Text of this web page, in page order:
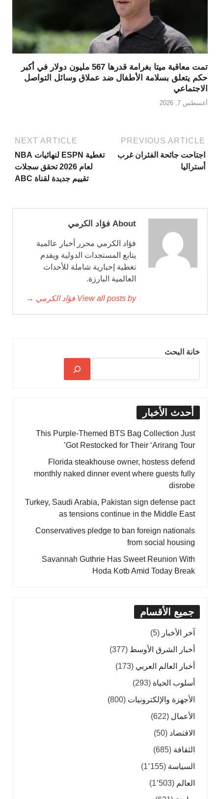
تمت معاقبة ميتا بغرامة قدرها 567 مليون دولار في أكبر
حكم يتعلق بسلامة الأطفال ضد عملاق وسائل التواصل
الاجتماعي
أغسطس 7, 2026
PREVIOUS ARTICLE
اجتاحت جائحة الفئران غرب
أستراليا
NEXT ARTICLE
تغطية ESPN لنهائيات NBA
لعام 2026 تحقق سجلات
تقييم جديدة لقناة ABC
About فؤاد الكرمي
فؤاد الكرمي محرر أخبار عالمية
يتابع المستجدات الدولية ويقدم
تغطية إخبارية شاملة للأحداث
العالمية البارزة.
View all posts by فؤاد الكرمي →
خانة البحث
أحدث الأخبار
This Purple-Themed BTS Bag Collection Just
Got Restocked for Their ‘Arirang Tour’
Florida steakhouse owner, hostess defend
monthly naked dinner event where guests fully
disrobe
Turkey, Saudi Arabia, Pakistan sign defense pact
as tensions continue in the Middle East
Conservatives pledge to ban foreign nationals
from social housing
Savannah Guthrie Has Sweet Reunion With
Hoda Kotb Amid Today Break
جميع الأقسام
آخر الأخبار (5)
أخبار الشرق الأوسط (377)
أخبار العالم العربي (173)
أسلوب الحياة (293)
الأجهزة والإلكترونيات (800)
الأعمال (622)
الاقتصاد (50)
الثقافة (685)
السياسة (1٬155)
العالم (1٬503)